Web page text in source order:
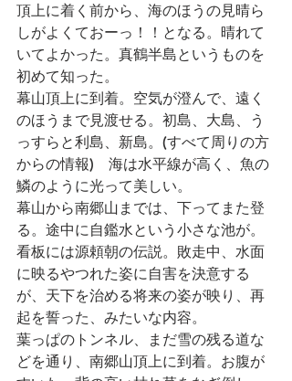
頂上に着く前から、海のほうの見晴ら
しがよくておーっ！！となる。晴れて
いてよかった。真鶴半島というものを
初めて知った。
幕山頂上に到着。空気が澄んで、遠く
のほうまで見渡せる。初島、大島、う
っすらと利島、新島。(すべて周りの方
からの情報)　海は水平線が高く、魚の
鱗のように光って美しい。
幕山から南郷山までは、下ってまた登
る。途中に自鑑水という小さな池が。
看板には源頼朝の伝説。敗走中、水面
に映るやつれた姿に自害を決意する
が、天下を治める将来の姿が映り、再
起を誓った、みたいな内容。
葉っぱのトンネル、まだ雪の残る道な
どを通り、南郷山頂上に到着。お腹が